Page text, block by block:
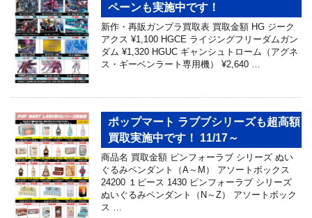
ペーンも実施中です！
新作・再販ガンプラ買取表 買取金額 HG ジーク
アクス ¥1,100 HGCE ライジングフリーダムガン
ダム ¥1,320 HGUC ギャンシュトローム（アグネ
ス・ギーベンラート専用機） ¥2,640 …
ポップマート ラブブシリーズも超高額
買取実施中です！ 11/17～
商品名 買取金額 ピンフォーラブ シリーズ ぬい
ぐるみペンダント（A～M） アソートボックス
24200 １ピース 1430 ピンフォーラブ シリーズ
ぬいぐるみペンダント（N～Z） アソートボック
ス …